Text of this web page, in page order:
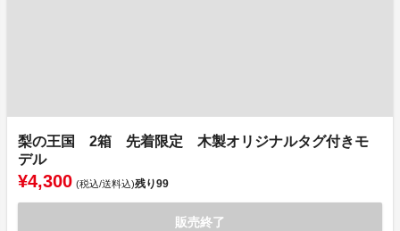
梨の王国 2箱 先着限定 木製オリジナルタグ付きモ
デル
¥4,300 (税込/送料込)残り99
販売終了